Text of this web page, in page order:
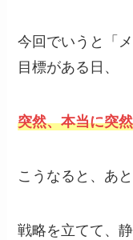
今回でいうと「
目標がある日、
突然、本当に突
こうなると、あ
戦略を立てて、